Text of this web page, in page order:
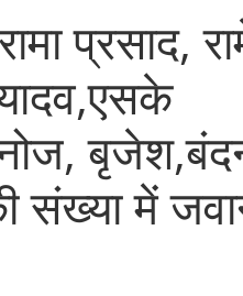
प्रसाद,
संख्या में